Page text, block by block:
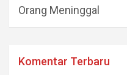
Orang Meninggal
Komentar Terbaru